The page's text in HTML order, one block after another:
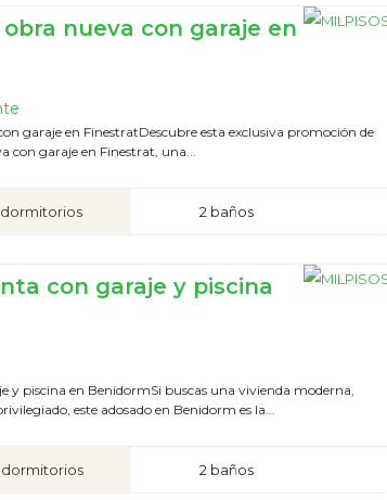
nueva con garaje en
garaje en FinestratDescubre esta exclusiva promoción de
con garaje en Finestrat, una...
dormitorios 2 baños
con garaje y piscina
y piscina en BenidormSi buscas una vivienda moderna,
este adosado en Benidorm es la...
dormitorios 2 baños